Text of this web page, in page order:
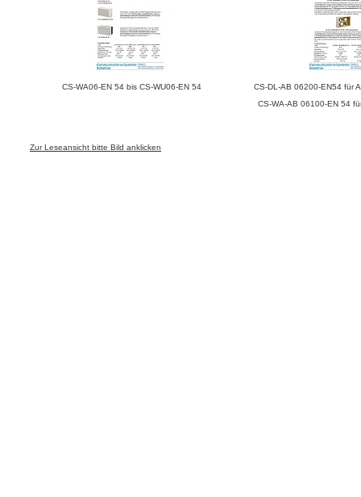
CS-WA06-EN 54 bis CS-WU06-EN 54
CS-DL-AB 06200-EN54 für
CS-WA-AB 06100-EN 54
Zur Leseansicht bitte Bild anklicken